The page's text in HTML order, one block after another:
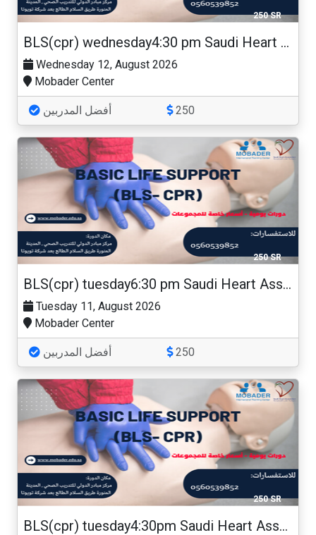
250 SR
BLS(cpr) wednesday4:30 pm Saudi Heart Association
Wednesday 12, August 2026
Mobader Center
أفضل المدربين 250
250 SR
BLS(cpr) tuesday6:30 pm Saudi Heart Association
Tuesday 11, August 2026
Mobader Center
أفضل المدربين 250
250 SR
BLS(cpr) tuesday4:30pm Saudi Heart Association